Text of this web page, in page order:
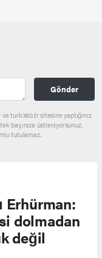
Gönder
turk360.tr sitesine yaptığınız
başınıza üstleniyorsunuz.
tutulamaz.
Erhürman:
dolmadan
değil